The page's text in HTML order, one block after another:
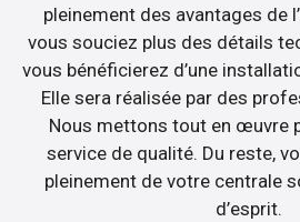
pleinement des avantages de
vous souciez plus des détails
vous bénéficierez d’une
Elle sera réalisée par des
Nous mettons tout en œuvre
service de qualité. Du reste,
pleinement de votre centrale
d’esprit.